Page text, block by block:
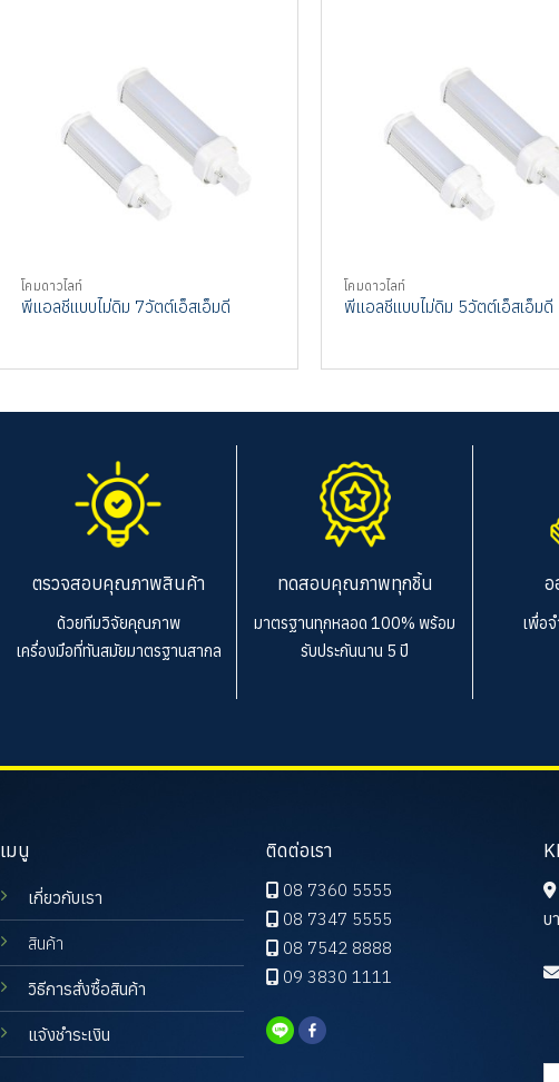
โคมดาวไลท์
พีแอลชีแบบไม่ดิม 7วัตต์เอ็สเอ็มดี
โคมดาวไลท์
พีแอลชีแบบไม่ดิม 5วัตต์เอ็สเอ็มดี
ตรวจสอบคุณภาพสินค้า
ด้วยทีมวิจัยคุณภาพ
เครื่องมือที่ทันสมัยมาตรฐานสากล
ทดสอบคุณภาพทุกชิ้น
มาตรฐานทุกหลอด 100% พร้อม
รับประกันนาน 5 ปี
อ
เพื่อ
เมนู
เกี่ยวกับเรา
สินค้า
วิธีการสั่งซื้อสินค้า
แจ้งชำระเงิน
ติดต่อเรา
08 7360 5555
08 7347 5555
08 7542 8888
09 3830 1111
บ